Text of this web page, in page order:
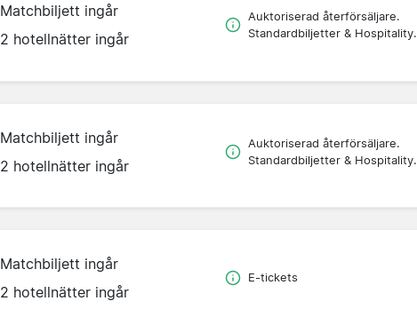
Matchbiljett ingår
2 hotellnätter ingår
Auktoriserad återförsäljare.
Standardbiljetter & Hospitality.
Matchbiljett ingår
2 hotellnätter ingår
Auktoriserad återförsäljare.
Standardbiljetter & Hospitality.
Matchbiljett ingår
2 hotellnätter ingår
E-tickets